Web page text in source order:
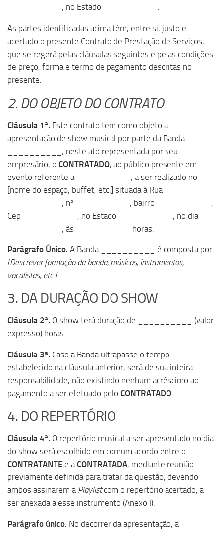
__________, no Estado __________.
As partes identificadas acima têm, entre si, justo e
acertado o presente Contrato de Prestação de Serviços,
que se regerá pelas cláusulas seguintes e pelas condições
de preço, forma e termo de pagamento descritas no
presente.
2. DO OBJETO DO CONTRATO
Cláusula 1ª. Este contrato tem como objeto a
apresentação de show musical por parte da Banda
__________, neste ato representada por seu
empresário, o CONTRATADO, ao público presente em
evento referente a __________, a ser realizado no
[nome do espaço, buffet, etc.] situada à Rua
__________, nº __________, bairro __________,
Cep __________, no Estado __________, no dia
__________, às __________ horas.
Parágrafo Único. A Banda __________ é composta por
[Descrever formação da banda, músicos, instrumentos,
vocalistas, etc.].
3. DA DURAÇÃO DO SHOW
Cláusula 2ª. O show terá duração de __________ (valor
expresso) horas.
Cláusula 3ª. Caso a Banda ultrapasse o tempo
estabelecido na cláusula anterior, será de sua inteira
responsabilidade, não existindo nenhum acréscimo ao
pagamento a ser efetuado pelo CONTRATADO
4. DO REPERTÓRIO
Cláusula 4ª. O repertório musical a ser apresentado no dia
do show será escolhido em comum acordo entre o
CONTRATANTE e a CONTRATADA, mediante reunião
previamente definida para tratar da questão, devendo
ambos assinarem a Playlistcom o repertório acertado, a
ser anexada a esse instrumento (Anexo I).
Parágrafo único. No decorrer da apresentação, a